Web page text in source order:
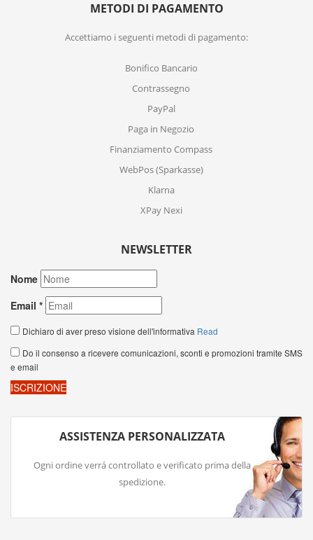
METODI DI PAGAMENTO
Accettiamo i seguenti metodi di pagamento:
Bonifico Bancario
Contrassegno
PayPal
Paga in Negozio
Finanziamento Compass
WebPos (Sparkasse)
Klarna
XPay Nexi
NEWSLETTER
ASSISTENZA PERSONALIZZATA
Ogni ordine verrá controllato e verificato prima della
spedizione.